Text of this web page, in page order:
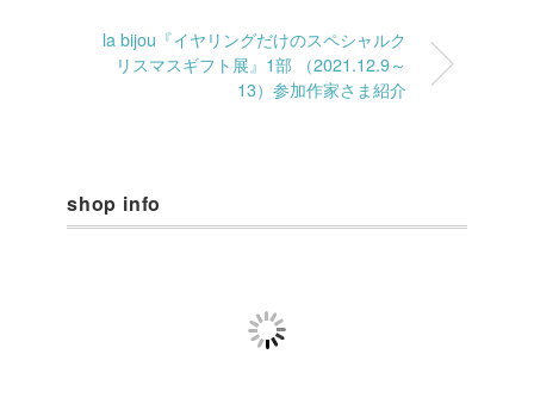
la bijou『イヤリングだけのスペシャルク
リスマスギフト展』1部 （2021.12.9～
13）参加作家さま紹介
shop info